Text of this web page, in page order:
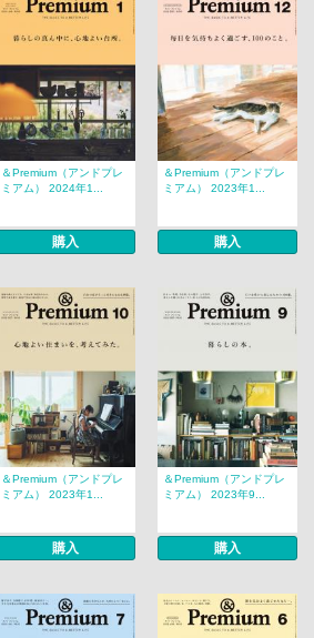
＆Premium（アンドプレ
ミアム） 2024年1...
購入
＆Premium（アンドプレ
ミアム） 2023年1...
購入
＆Premium（アンドプレ
ミアム） 2023年1...
購入
＆Premium（アンドプレ
ミアム） 2023年9...
購入